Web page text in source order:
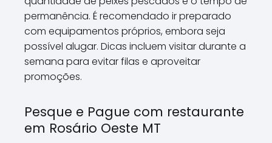
permanência. É recomendado ir preparado
com equipamentos próprios, embora seja
possível alugar. Dicas incluem visitar durante a
semana para evitar filas e aproveitar
promoções.
Pesque e Pague com restaurante
em Rosário Oeste MT